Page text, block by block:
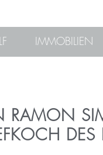
IMMOBILIEN
RAMON